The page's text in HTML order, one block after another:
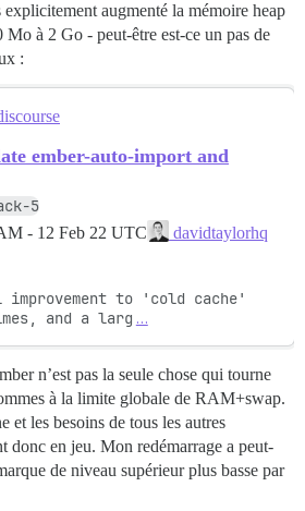
augmenté la mémoire heap
Mo à 2 Go - peut-être est-ce un pas de
:
ember-auto-import and
5
- 12 Feb 22 UTC
davidtaylorhq
improvement to 'cold cache'
and a larg …
n’est pas la seule chose qui tourne
à la limite globale de RAM+swap.
et les besoins de tous les autres
donc en jeu. Mon redémarrage a peut-
de niveau supérieur plus basse par